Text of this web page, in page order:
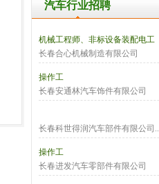
汽车行业招聘
机械工程师、非标设备装配电工
长春合心机械制造有限公司
操作工
长春安通林汽车饰件有限公司
长春科世得润汽车部件有限公司..
操作工
长春进发汽车零部件有限公司